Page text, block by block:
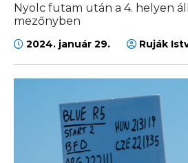
Nyolc futam után a 4. helyen áll
mezőnyben
2024. január 29. Ruják